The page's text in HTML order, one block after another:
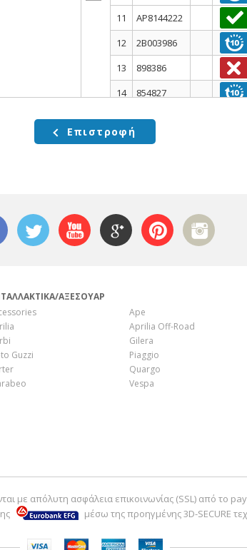
11
AP8144222
12
2B003986
13
898386
14
854827
15
AP9100205
16
AP8150236
Επιστροφή
ΑΞΕΣΟΥΑΡ
Ape
Aprilia Off-Road
Gilera
Guzzi
Piaggio
Quargo
Vespa
με απόλυτη ασφάλεια επικοινωνίας (SSL) από το
μέσω της προηγμένης 3D-SECURE